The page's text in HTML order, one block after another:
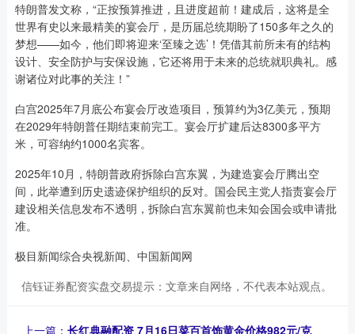
特朗普发文称，“正按预算推进，且进度超前！建成后，这将是全
世界有史以来最精美的宴会厅，是历届总统期盼了150多年之久的
梦想——如今，他们即将迎来‘至臻之选’！凭借其前所未有的结构
设计、安全防护与安保设施，它还将用于未来的总统就职典礼。感
谢诸位对此事的关注！”
白宫2025年7月底公布宴会厅改造项目，预算约为3亿美元，预期
在2029年特朗普任期结束前完工。宴会厅扩建后达8300多平方
米，可容纳约1000名宾客。
2025年10月，特朗普政府拆除白宫东翼，为建造宴会厅腾出空
间，此举遭到历史遗迹保护组织的反对。国会民主党人指责宴会厅
建设相关信息发布不透明，拆除白宫东翼前也未知会国会或申请批
准。
极目新闻综合央视新闻、中国新闻网
信钰证券配资实盘交易提示：文章来自网络，不代表本站观点。
上一篇： 长红典融配资 7月16日菜百首饰黄金价格982元/克